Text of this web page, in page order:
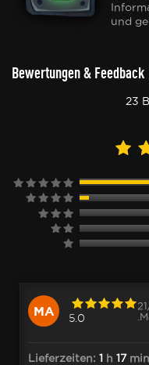
und
Bewertungen & Feedback
23
MA 5.0
Lieferzeiten: 1 h 17min